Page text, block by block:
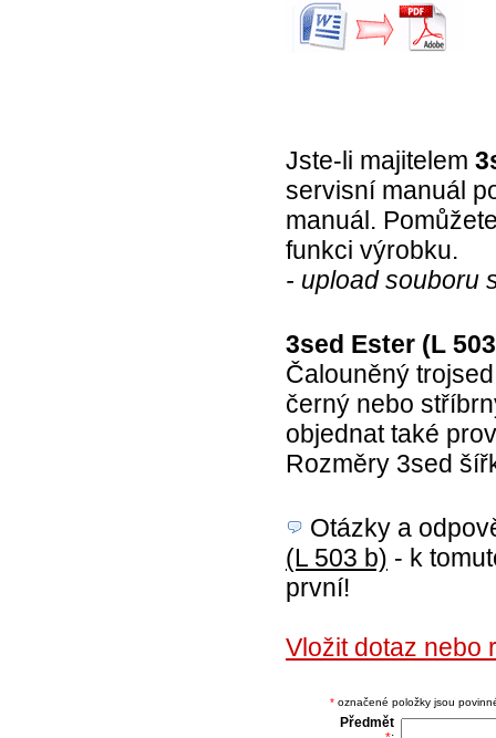
Jste-li majitelem
servisní manuál
manuál.
funkci výrobku.
- upload souboru
3sed Ester (L
Čalouněný
černý nebo
objednat také
Rozměry 3sed
Otázky a
(L 503 b) - k
první!
Vložit dotaz nebo
*označené položky jsou
Předmět